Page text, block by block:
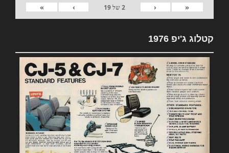
«
‹
2של19
›
»
קטלוג ג'יפ 1976